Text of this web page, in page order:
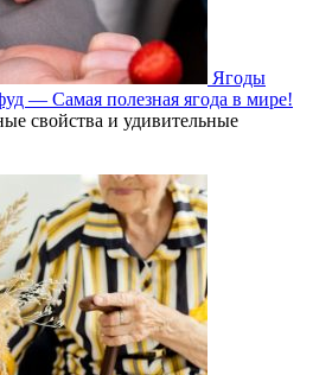
Ягоды
— Самая полезная ягода в мире!
свойства и удивительные